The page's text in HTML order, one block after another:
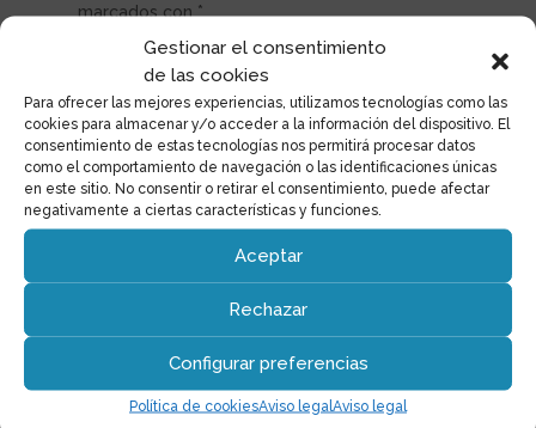
Gestionar el consentimiento
de las cookies
Para ofrecer las mejores experiencias, utilizamos tecnologías como las
cookies para almacenar y/o acceder a la información del dispositivo. El
consentimiento de estas tecnologías nos permitirá procesar datos
como el comportamiento de navegación o las identificaciones únicas
en este sitio. No consentir o retirar el consentimiento, puede afectar
negativamente a ciertas características y funciones.
Aceptar
Rechazar
Configurar preferencias
Política de cookiesAviso legalAviso legal
marcados con*